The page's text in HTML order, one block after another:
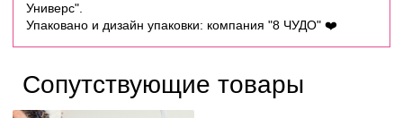
Универс".
Упаковано и дизайн упаковки: компания "8 ЧУДО" ❤️
Сопутствующие товары